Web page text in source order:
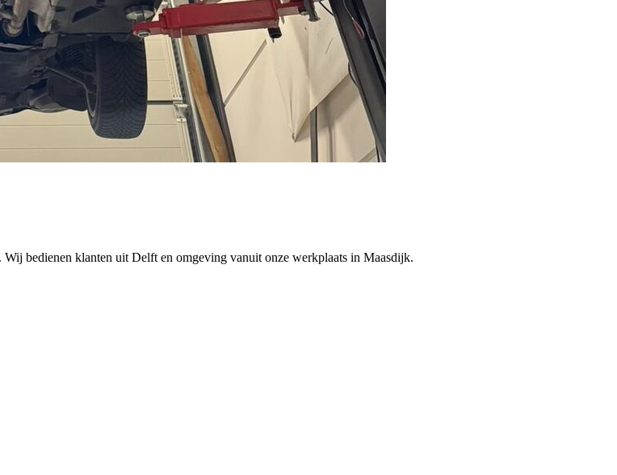
bedienen klanten uit Delft en omgeving vanuit onze werkplaats in Maasdijk.